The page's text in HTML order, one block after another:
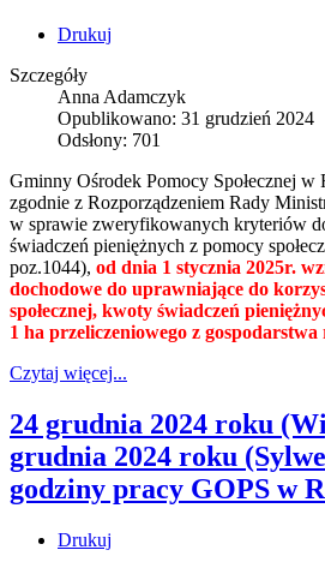
Drukuj
Szczegóły
Anna Adamczyk
Opublikowano: 31 grudzień 2024
Odsłony: 701
Gminny Ośrodek Pomocy Społecznej
zgodnie z Rozporządzeniem Rady
w sprawie zweryfikowanych kryteriów
świadczeń pieniężnych z pomocy
poz.1044), od dnia 1 stycznia 2025r.
dochodowe do uprawniające do
społecznej, kwoty świadczeń
1 ha przeliczeniowego z gospodarstwa
Czytaj więcej...
24 grudnia 2024 roku
grudnia 2024 roku
godziny pracy GOPS w
Drukuj